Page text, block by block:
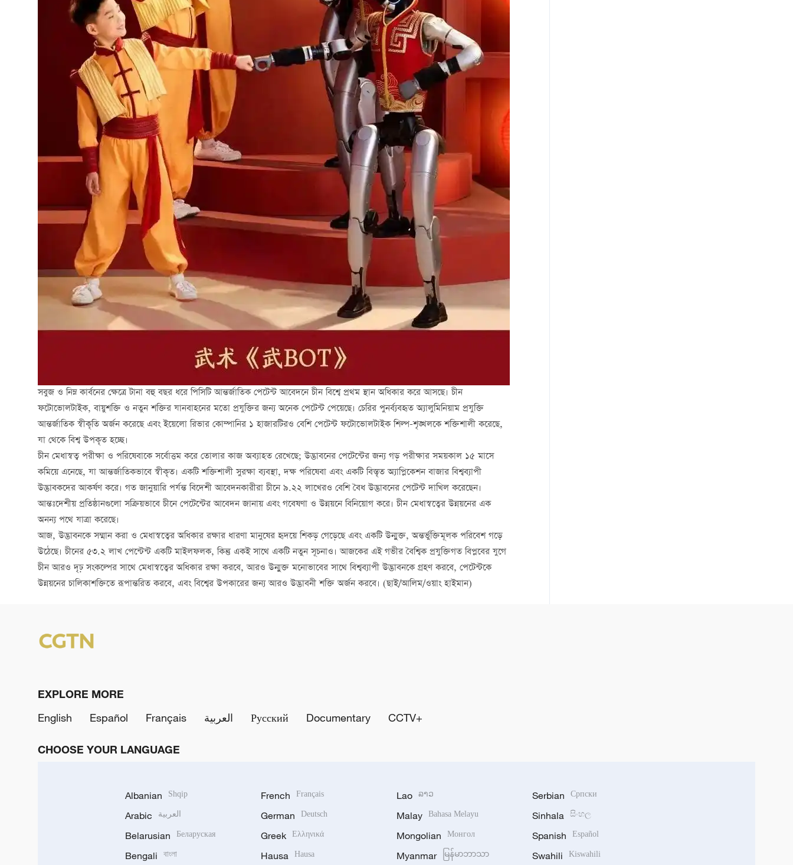
সবুজ ও নিম্ন কার্বনের ক্ষেত্রে টানা বহু বছর ধরে পিসিটি আন্তর্জাতিক পেটেন্ট আবেদনে চীন বিশ্বে প্রথম স্থান অধিকার করে আসছে। চীন
ফটোভোলটাইক, বায়ুশক্তি ও নতুন শক্তির যানবাহনের মতো প্রযুক্তির জন্য অনেক পেটেন্ট পেয়েছে। চেরির পুনর্ব্যবহৃত অ্যালুমিনিয়াম প্রযুক্তি
আন্তর্জাতিক স্বীকৃতি অর্জন করেছে এবং ইয়েলো রিভার কোম্পানির ১ হাজারটিরও বেশি পেটেন্ট ফটোভোলটাইক শিল্প-শৃঙ্খলকে শক্তিশালী করেছে,
যা থেকে বিশ্ব উপকৃত হচ্ছে।
চীন মেধাস্বত্ব পরীক্ষা ও পরিষেবাকে সর্বোত্তম করে তোলার কাজ অব্যাহত রেখেছে; উদ্ভাবনের পেটেন্টের জন্য গড় পরীক্ষার সময়কাল ১৫ মাসে
কমিয়ে এনেছে, যা আন্তর্জাতিকভাবে স্বীকৃত। একটি শক্তিশালী সুরক্ষা ব্যবস্থা, দক্ষ পরিষেবা এবং একটি বিস্তৃত অ্যাপ্লিকেশন বাজার বিশ্বব্যাপী
উদ্ভাবকদের আকর্ষণ করে। গত জানুয়ারি পর্যন্ত বিদেশী আবেদনকারীরা চীনে ৯.২২ লাখেরও বেশি বৈধ উদ্ভাবনের পেটেন্ট দাখিল করেছেন।
আন্তঃদেশীয় প্রতিষ্ঠানগুলো সক্রিয়ভাবে চীনে পেটেন্টের আবেদন জানায় এবং গবেষণা ও উন্নয়নে বিনিয়োগ করে। চীন মেধাস্বত্বের উন্নয়নের এক
অনন্য পথে যাত্রা করেছে।
আজ, উদ্ভাবনকে সম্মান করা ও মেধাস্বত্বের অধিকার রক্ষার ধারণা মানুষের হৃদয়ে শিকড় গেড়েছে এবং একটি উন্মুক্ত, অন্তর্ভুক্তিমূলক পরিবেশ গড়ে
উঠেছে। চীনের ৫৩.২ লাখ পেন্টেন্ট একটি মাইলফলক, কিন্তু একই সাথে একটি নতুন সূচনাও। আজকের এই গভীর বৈশ্বিক প্রযুক্তিগত বিপ্লবের যুগে
চীন আরও দৃঢ় সংকল্পের সাথে মেধাস্বত্বের অধিকার রক্ষা করবে, আরও উন্মুক্ত মনোভাবের সাথে বিশ্বব্যাপী উদ্ভাবনকে গ্রহণ করবে, পেটেন্টকে
উন্নয়নের চালিকাশক্তিতে রূপান্তরিত করবে, এবং বিশ্বের উপকারের জন্য আরও উদ্ভাবনী শক্তি অর্জন করবে। (ছাই/আলিম/ওয়াং হাইমান)
EXPLORE MORE
English
Español Français العربية Русский Documentary CCTV+
CHOOSE YOUR LANGUAGE
Albanian Shqip
Arabic العربية
Belarusian Беларуская
Bengali বাংলা
French Français
German Deutsch
Greek Ελληνικά
Hausa Hausa
Lao ລາວ
Malay Bahasa Melayu
Mongolian Монгол
Myanmar မြန်မာဘာသာ
Serbian Српски
Sinhala සිංහල
Spanish Español
Swahili Kiswahili